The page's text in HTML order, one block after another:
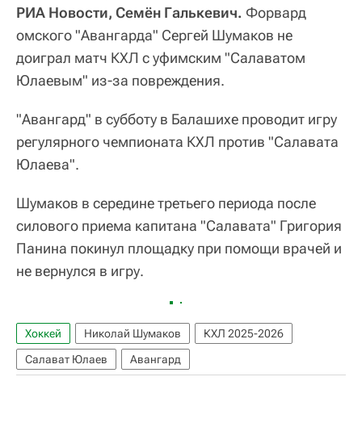
РИА Новости, Семён Галькевич. Форвард
омского "Авангарда" Сергей Шумаков не
доиграл матч КХЛ с уфимским "Салаватом
Юлаевым" из-за повреждения.
"Авангард" в субботу в Балашихе проводит игру
регулярного чемпионата КХЛ против "Салавата
Юлаева".
Шумаков в середине третьего периода после
силового приема капитана "Салавата" Григория
Панина покинул площадку при помощи врачей и
не вернулся в игру.
Хоккей Николай Шумаков
КХЛ 2025-2026
Салават Юлаев
Авангард